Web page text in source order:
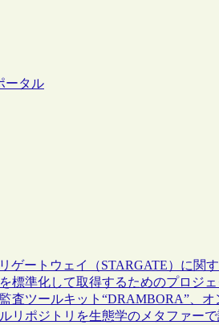
ータル
ゲートウェイ（STARGATE）に関
標準化して取得するためのプロジェ
査ツールキット“DRAMBORA”、
リポジトリを生態学のメタファーで